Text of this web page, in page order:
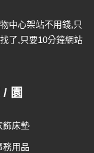
中心架站不用錢,只
了,只要10分鐘網站
/ 園
飾床墊
務用品